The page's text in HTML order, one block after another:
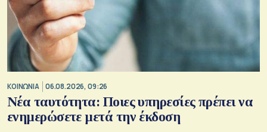
ΚΟΙΝΩΝΙΑ 06.08.2026, 09:26
Νέα ταυτότητα: Ποιες υπηρεσίες πρέπει να
ενημερώσετε μετά την έκδοση